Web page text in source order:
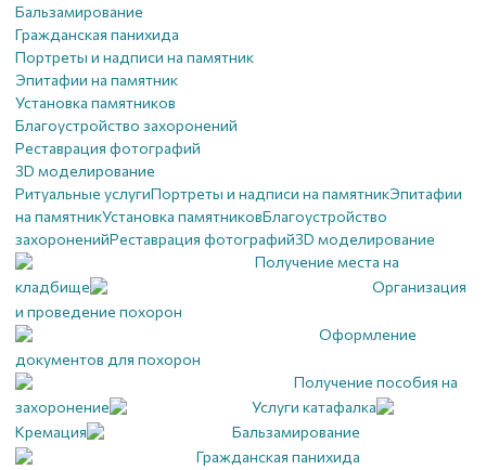
Бальзамирование
Гражданская панихида
Портреты и надписи на памятник
Эпитафии на памятник
Установка памятников
Благоустройство захоронений
Реставрация фотографий
3D моделирование
Ритуальные услугиПортреты и надписи на памятникЭпитафии
на памятникУстановка памятниковБлагоустройство
захороненийРеставрация фотографий3D моделирование
Получение места на
кладбище
Организация
и проведение похорон
Оформление
документов для похорон
Получение пособия на
захоронение
Услуги катафалка
Кремация
Бальзамирование
Гражданская панихида